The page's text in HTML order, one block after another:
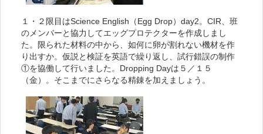
１・２限目はScience English（Egg Drop）day2。CIR、班
のメンバーと協力してエッグプロテクターを作成しまし
た。限られた材料の中から、如何に卵が割れない機材を作
り出すか。仮説と検証を英語で繰り返し、試行錯誤の制作
①を協働して行いました。Dropping Dayは５／１５
（金）。そこまでにさらなる精錬を加えましょう。